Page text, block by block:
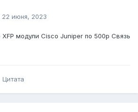
22 июня, 2023
модули Cisco Juniper по 500р Связь
Цитата